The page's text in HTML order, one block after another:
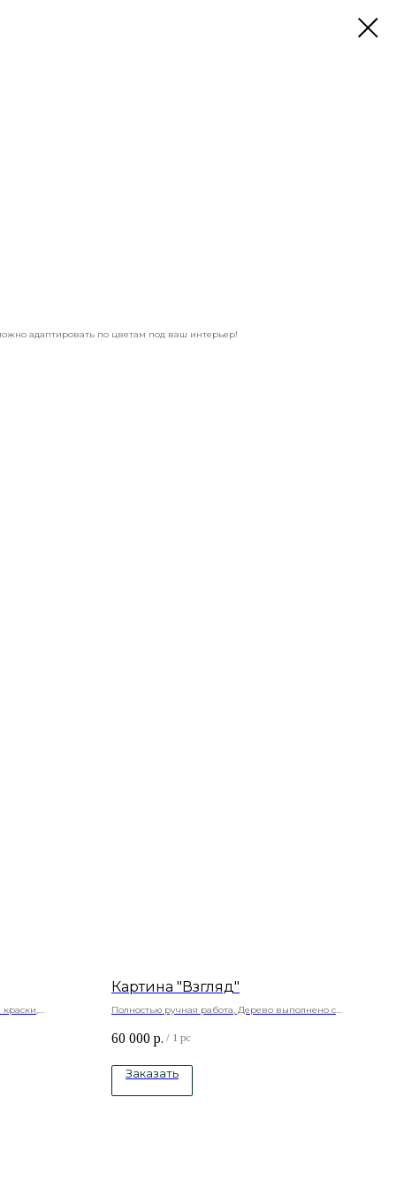
адаптировать по цветам под ваш интерьер!
Картина "Взгляд"
Полностью ручная работа, Дерево выполнено с
Натуральный холст , подрамник -сосна, акриловые
60 000 р. / 1 pc
Заказать